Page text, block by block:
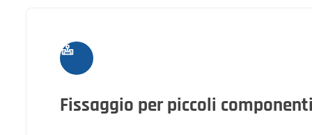
Fissaggio per piccoli